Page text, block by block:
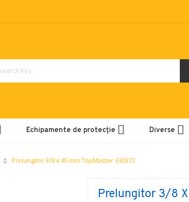
Echipamente de protecție Diverse
Prelungitor 3/8 x 45 mm TopMaster 330372
Prelungitor 3/8